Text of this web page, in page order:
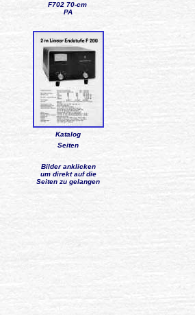
F702 70-cm
PA
Katalog
Seiten
Bilder anklicken
um direkt auf die
Seiten zu gelangen